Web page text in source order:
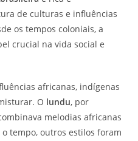
de culturas e influências
os tempos coloniais, a
crucial na vida social e
africanas, indígenas
O lundu, por
melodias africanas
tempo, outros estilos foram